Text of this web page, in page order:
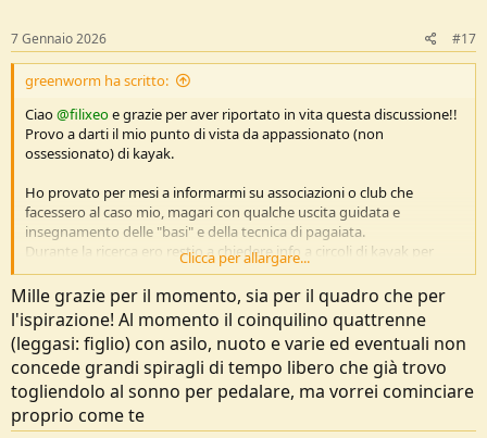
s
:
7 Gennaio 2026 #17
greenworm ha scritto:
Ciao@filixeoe grazie per aver riportato in vita questa discussione!!
Provo a darti il mio punto di vista da appassionato (non
ossessionato) di kayak.
Ho provato per mesi a informarmi su associazioni o club che
facessero al caso mio, magari con qualche uscita guidata e
insegnamento delle "basi" e della tecnica di pagaiata.
Durante la ricerca ero restio a chiedere info a circoli di kayak per
acque bianche o a circoli di kayak da mare, che mi sembravano non
centrare del tutto il mio obiettivo ed erano stracolmi di ossessionati
di kayak.
Ho però la fortuna di abitare di fianco al Lago Maggiore, pertanto
ho trovato un rimessaggio che mi consentisse di tenere lì il kayak
tutto l'anno, in modo che possa fare le mie uscite post-lavoro o nel
weekend in preparazione del mio annuale viaggio estivo.
Insomma, a furia di km su svariati fiumi la tecnica ho provato a
correggerla a furia di dolori muscolari/articolariDopo quasi 10 anni
Clicca per allargare...
Mille grazie per il momento, sia per il quadro che per
l'ispirazione! Al momento il coinquilino quattrenne
(leggasi: figlio) con asilo, nuoto e varie ed eventuali non
concede grandi spiragli di tempo libero che già trovo
togliendolo al sonno per pedalare, ma vorrei cominciare
proprio come te